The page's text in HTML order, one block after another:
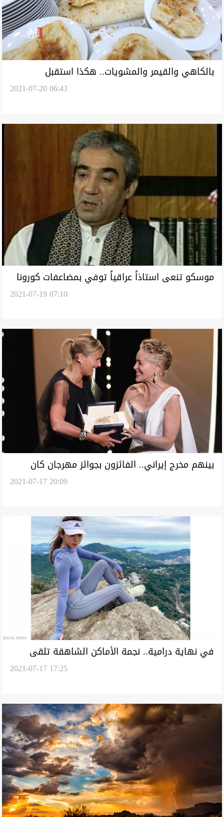
بالكاهي والقيمر والمشويات.. هكذا استقبل
2021-07-20 06:43
موسكو تنعى استاذاً عراقياً توفي بمضاعفات كورونا
2021-07-19 07:10
بينهم مخرج إيراني.. الفائزون بجوائز مهرجان كان
2021-07-17 20:09
في نهاية درامية.. نجمة الأماكن الشاهقة تلقى
2021-07-17 17:25